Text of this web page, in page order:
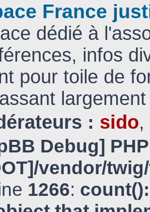
France
dédié à
infos
pour toile de
: sido,
Debug]
vendor/
1266: